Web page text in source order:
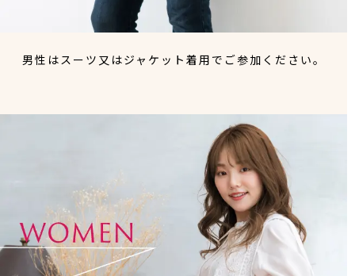
男性はスーツ又はジャケット着用でご参加ください。